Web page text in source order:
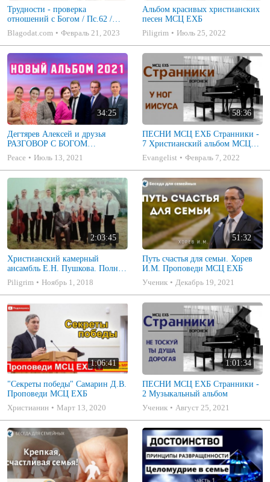
Трудности - проверка
отношений с Богом / Пс.62 /
ПРОПОВЕДЬ / Александр
Коченков
Blagodat.com Февраль 21, 2023
Альбом красивых христианских
песен МСЦ ЕХБ
Piligrim
Июль 25, 2022
34:25
Дегтярев Алексей и друзья
РАЗГОВОР С БОГОМ
Христианские песни МСЦ ЕХБ
2021 (7я)
Peace Июль 13, 2021
58:36
ПЕСНИ МСЦ ЕХБ Странники -
7 Христианский альбом МСЦ
ЕХБ
Evangelist Февраль 7, 2022
2:03:45
Христианский камерный
ансамбль Е.Н. Пушкова. Полное
собрание
Piligrim Ноябрь 1, 2018
51:32
Путь счастья для семьи. Хорев
И.М. Проповеди МСЦ ЕХБ
Ученик
Декабрь 19, 2021
1:06:41
"Секреты победы" Самарин Д.В.
Проповеди МСЦ ЕХБ
Христианин
Март 13, 2020
1:01:34
ПЕСНИ МСЦ ЕХБ Странники -
2 Музыкальный альбом
Ученик
Август 25, 2021